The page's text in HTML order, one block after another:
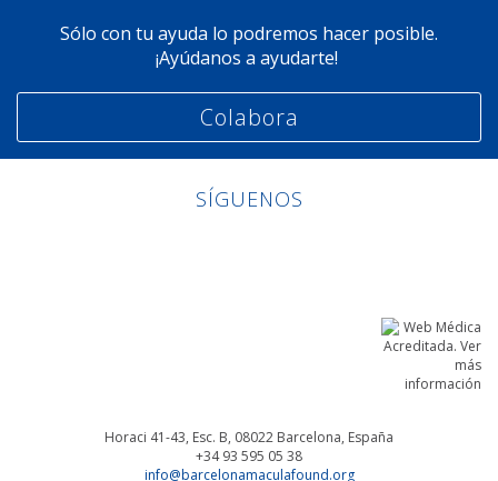
Sólo con tu ayuda lo podremos hacer posible.
¡Ayúdanos a ayudarte!
Colabora
SÍGUENOS
Horaci 41-43, Esc. B, 08022 Barcelona, España
+34 93 595 05 38
info@barcelonamaculafound.org